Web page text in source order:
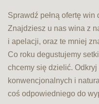
Sprawdź pełną ofertę win
Znajdziesz u nas wina z
i apelacji, oraz te mniej
Co roku degustujemy
chcemy się dzielić.
konwencjonalnych i
coś odpowiedniego do